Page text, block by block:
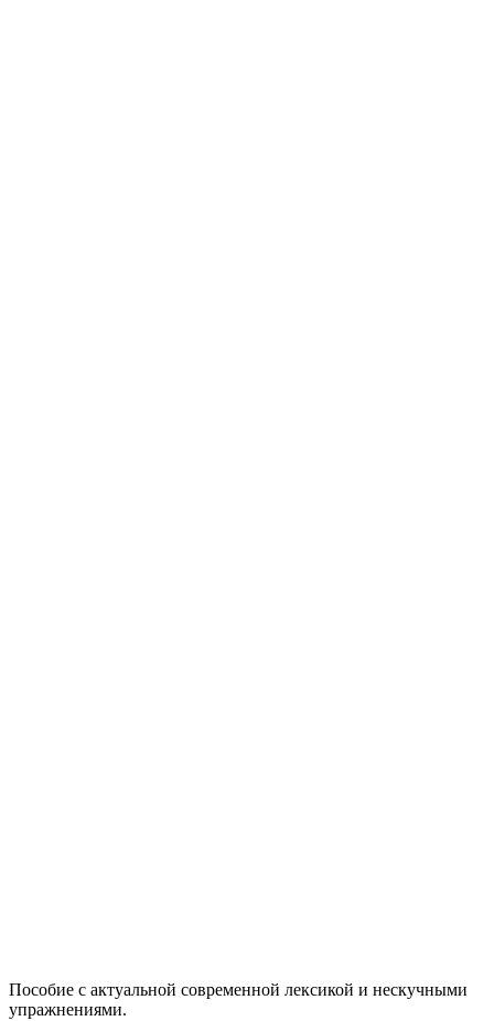
Пособие с актуальной современной лексикой и нескучными
упражнениями.